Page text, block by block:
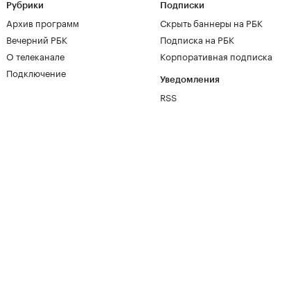
Рубрики
Архив программ
Вечерний РБК
О телеканале
Подключение
Подписки
Скрыть баннеры на РБК
Подписка на РБК
Корпоративная подписка
Уведомления
RSS